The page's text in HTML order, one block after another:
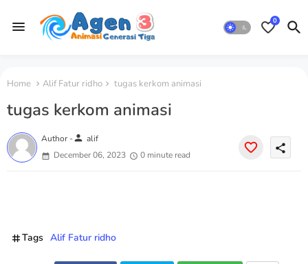
0
Home Alif Fatur ridho tugas kerkom animasi
tugas kerkom animasi
Author -person alif
December 06, 2023
0 minute read
share
Tags Alif Fatur ridho